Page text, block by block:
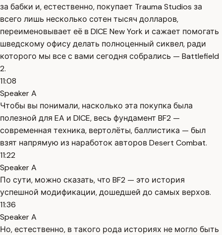
за бабки и, естественно, покупает Trauma Studios за
всего лишь несколько сотен тысяч долларов,
переименовывает её в DICE New York и сажает помогать
шведскому офису делать полноценный сиквел, ради
которого мы все с вами сегодня собрались — Battlefield
2.
11:08
Speaker A
Чтобы вы понимали, насколько эта покупка была
полезной для EA и DICE, весь фундамент BF2 —
современная техника, вертолёты, баллистика — был
взят напрямую из наработок авторов Desert Combat.
11:22
Speaker A
По сути, можно сказать, что BF2 — это история
успешной модификации, дошедшей до самых верхов.
11:36
Speaker A
Но, естественно, в такого рода историях не могло быть